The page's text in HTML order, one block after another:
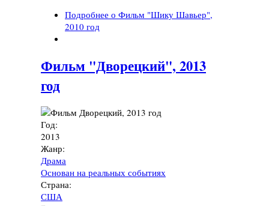
Подробнее о Фильм "Шику Шавьер",
2010 год
Фильм "Дворецкий", 2013
год
Год:
2013
Жанр:
Драма
Основан на реальных событиях
Страна:
США